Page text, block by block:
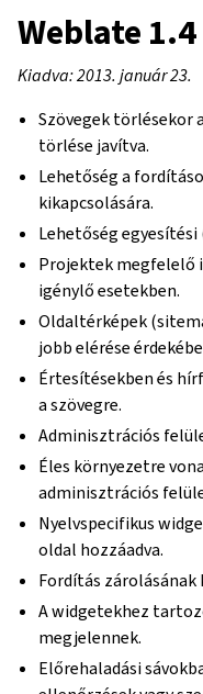
Weblate 1.4
Kiadva: 2013. január 23.
Szövegek törlésekor
törlése javítva.
Lehetőség a
kikapcsolására.
Lehetőség
Projektek
igénylő esetekben.
Oldaltérképek
jobb elérése
Értesítésekben és
a szövegre.
Adminisztrációs
Éles környezetre
adminisztrációs
Nyelvspecifikus
oldal hozzáadva.
Fordítás
A widgetekhez
megjelennek.
Előrehaladási